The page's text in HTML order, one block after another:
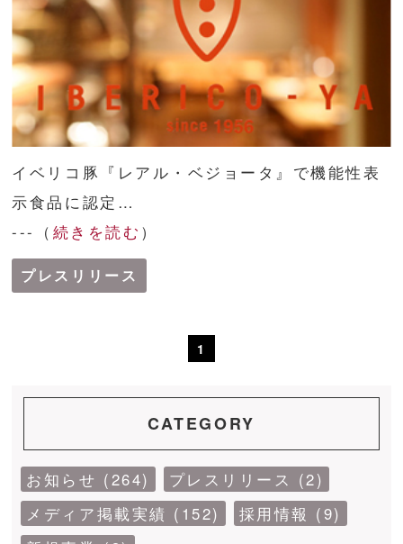
イベリコ豚『レアル・ベジョータ』で機能性表
示食品に認定…
---（ 続きを読む ）
プレスリリース
1
CATEGORY
お知らせ (264)
プレスリリース (2)
メディア掲載実績 (152)
採用情報 (9)